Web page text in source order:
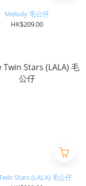
Melody 毛公仔
HK$209.00
Stars (LALA) 毛公仔